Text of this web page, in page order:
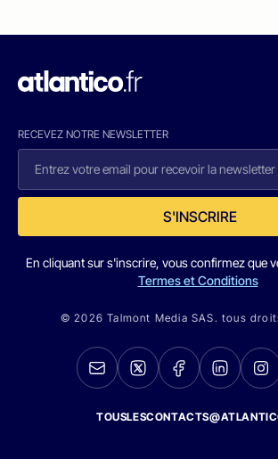
RECEVEZ NOTRE NEWSLETTER
S'INSCRIRE
En cliquant sur s'inscrire, vous confirmez que
Termes et Conditions
© 2026 Talmont Media SAS. tous